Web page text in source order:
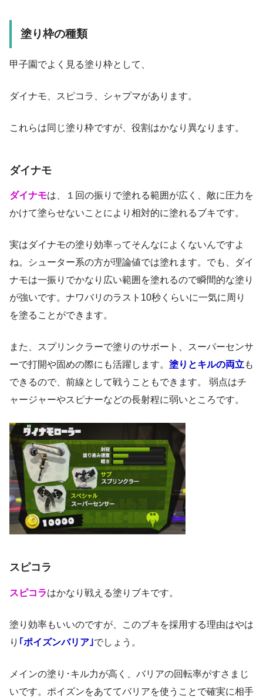
塗り枠の種類
甲子園でよく見る塗り枠として、
ダイナモ、スピコラ、シャプマがあります。
これらは同じ塗り枠ですが、役割はかなり異なります。
ダイナモ
ダイナモは、１回の振りで塗れる範囲が広く、敵に圧力を
かけて塗らせないことにより相対的に塗れるブキです。
実はダイナモの塗り効率ってそんなによくないんですよ
ね。シューター系の方が理論値では塗れます。でも、ダイ
ナモは一振りでかなり広い範囲を塗れるので瞬間的な塗り
が強いです。ナワバリのラスト10秒くらいに一気に周り
を塗ることができます。
また、スプリンクラーで塗りのサポート、スーパーセンサ
ーで打開や固めの際にも活躍します。 塗りとキルの両立 も
できるので、前線として戦うこともできます。 弱点はチ
ャージャーやスピナーなどの長射程に弱いところです。
スピコラ
スピコラはかなり戦える塗りブキです。
塗り効率もいいのですが、このブキを採用する理由はやは
り ｢ポイズンバリア｣でしょう。
メインの塗り･キル力が高く、バリアの回転率がすさまじ
いです。ポイズンをあててバリアを使うことで確実に相手